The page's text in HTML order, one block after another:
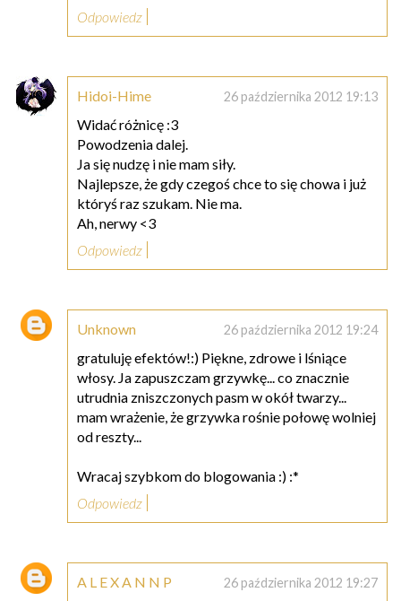
Odpowiedz
Hidoi-Hime 26 października 2012 19:13
Widać różnicę :3
Powodzenia dalej.
Ja się nudzę i nie mam siły.
Najlepsze, że gdy czegoś chce to się chowa i już
któryś raz szukam. Nie ma.
Ah, nerwy <3
Odpowiedz
Unknown 26 października 2012 19:24
gratuluję efektów!:) Piękne, zdrowe i lśniące
włosy. Ja zapuszczam grzywkę... co znacznie
utrudnia zniszczonych pasm w okół twarzy...
mam wrażenie, że grzywka rośnie połowę wolniej
od reszty...
Wracaj szybkom do blogowania :) :*
Odpowiedz
A L E X A N N P 26 października 2012 19:27